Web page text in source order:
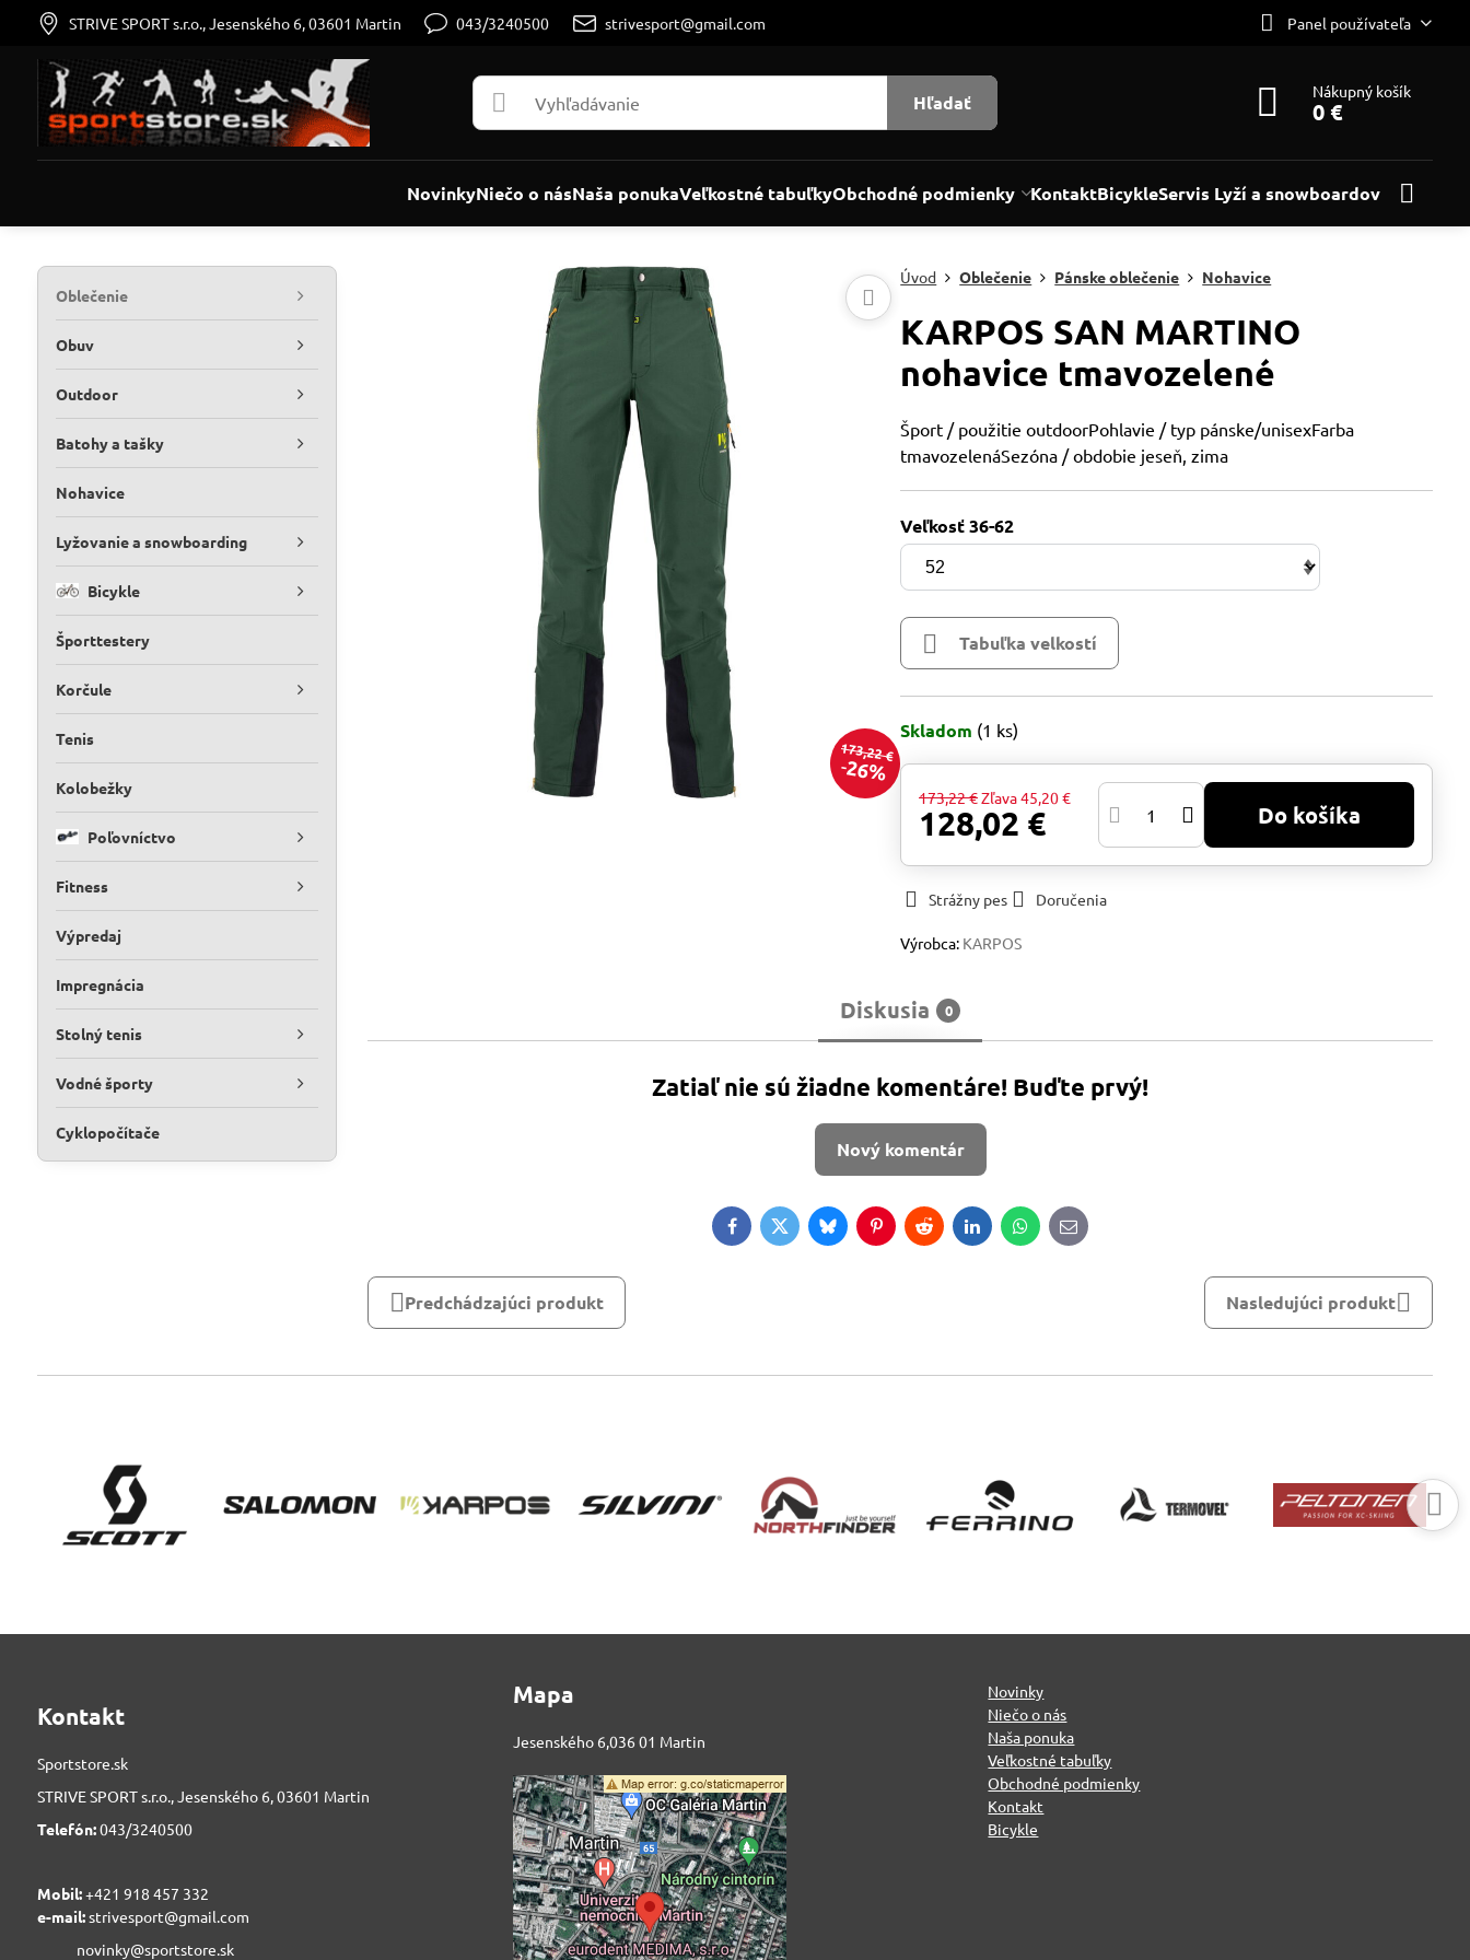
STRIVE SPORT s.r.o., Jesenského 6, 03601 Martin 043/3240500 strivesport@gmail.com Panel používateľa
Hľadať Nákupný košík
0 €
NovinkyNiečo o násNaša ponukaVeľkostné tabuľkyObchodné podmienky KontaktBicykleServis Lyží a snowboardov
173,22 €
26%
Úvod Oblečenie Pánske oblečenie Nohavice
KARPOS SAN MARTINO
nohavice tmavozelené
Šport / použitie outdoorPohlavie / typ pánske/unisexFarba
tmavozelenáSezóna / obdobie jeseň, zima
Veľkosť 36-62
Tabuľka velkostí
Skladom (1 ks)
173,22 €Zľava45,20 €
128,02 € Do košíka
Strážny pes Doručenia
Výrobca: KARPOS
Diskusia 0
Zatiaľ nie sú žiadne komentáre! Buďte prvý!
Nový komentár
FacebookTwitterBlueskyPinterestRedditLinkedInWhatsApp
E-
mail
Predchádzajúci produkt Nasledujúci produkt
Oblečenie
Obuv
Outdoor
Batohy a tašky
Nohavice
Lyžovanie a snowboarding
Bicykle
Športtestery
Korčule
Tenis
Kolobežky
Poľovníctvo
Fitness
Výpredaj
Impregnácia
Stolný tenis
Vodné športy
Cyklopočítače
Kontakt
Sportstore.sk
STRIVE SPORT s.r.o., Jesenského 6, 03601 Martin
Telefón:043/3240500
Mobil:+421 918 457 332
e-mail:strivesport@gmail.com
novinky@sportstore.sk
Mapa
Jesenského 6,036 01 Martin
Externý obsah je
blokovaný Voľbami
súkromia
Prajete si načítať externý obsah?
Novinky
Niečo o nás
Naša ponuka
Veľkostné tabuľky
Obchodné podmienky
Kontakt
Bicykle